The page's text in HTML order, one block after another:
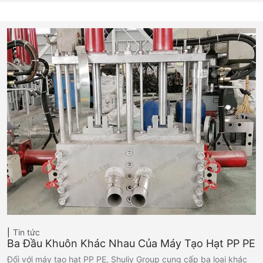
Tin tức
Ba Đầu Khuôn Khác Nhau Của Máy Tạo Hạt PP PE
Đối với máy tạo hạt PP PE, Shuliy Group cung cấp ba loại khác